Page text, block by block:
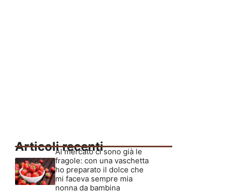
Articoli recenti
Al mercato ci sono già le
fragole: con una vaschetta
ho preparato il dolce che
mi faceva sempre mia
nonna da bambina